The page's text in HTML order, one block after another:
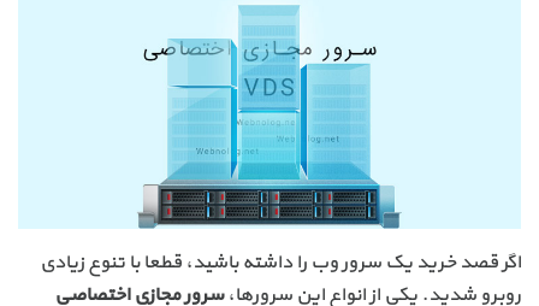
اگر قصد خرید یک سرور وب را داشته باشید، قطعا با تنوع زیادی
روبرو شدید. یکی از انواع این سرورها،سرور مجازی اختصاصی